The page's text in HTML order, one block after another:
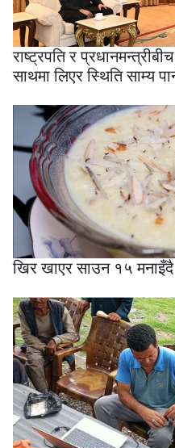
राष्ट्रपति र
साथमा लिएर स्थिति साम्य
खिर खाएर साउन १५ मनाइँदै